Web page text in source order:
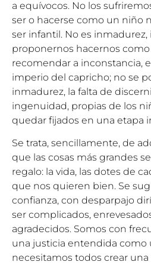
a equívocos. No los
ser o hacerse como un niño
ser infantil. No es inmadurez,
proponernos hacernos
recomendar a inconstancia,
imperio del capricho; no se
inmadurez, la falta de
ingenuidad, propias de los
quedar fijados en una etapa
Se trata, sencillamente, de
que las cosas más grandes
regalo: la vida, las dotes de
que nos quieren bien. Se
confianza, con desparpajo
ser complicados,
agradecidos. Somos con
una justicia entendida como
necesitamos todos crear